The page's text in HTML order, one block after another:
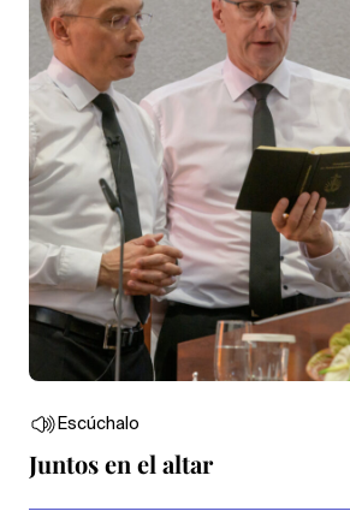
Escúchalo
Juntos en el altar